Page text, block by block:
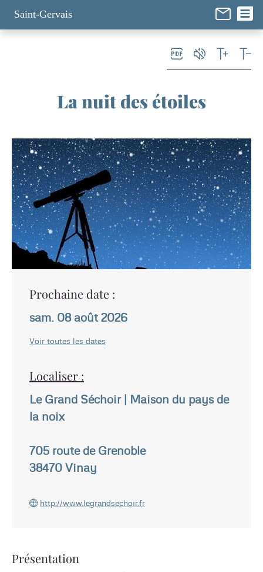
Saint-Gervais
La nuit des étoiles
Prochaine date :
sam. 08 août 2026
Voir toutes les dates
Localiser :
Le Grand Séchoir | Maison du pays de
la noix
705 route de Grenoble
38470 Vinay
http://www.legrandsechoir.fr
Présentation